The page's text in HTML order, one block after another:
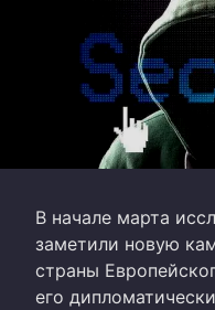
В начале марта
заметили новую
страны
его